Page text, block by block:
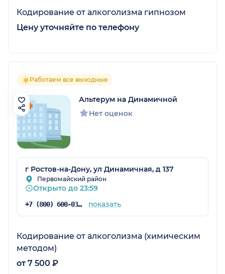
Кодирование от алкоголизма гипнозом
Цену уточняйте по телефону
Работаем все выходные
Альтерум на Динамичной
Нет оценок
г Ростов-на-Дону, ул Динамичная, д 137
Первомайский район
Открыто до 23:59
+7 (800) 600-03-24 показать
Кодирование от алкоголизма (химическим
методом)
от 7 500 ₽